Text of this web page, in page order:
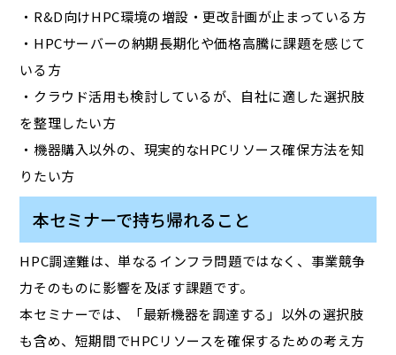
・R&D向けHPC環境の増設・更改計画が止まっている方
・HPCサーバーの納期長期化や価格高騰に課題を感じて
いる方
・クラウド活用も検討しているが、自社に適した選択肢
を整理したい方
・機器購入以外の、現実的なHPCリソース確保方法を知
りたい方
本セミナーで持ち帰れること
HPC調達難は、単なるインフラ問題ではなく、事業競争
力そのものに影響を及ぼす課題です。
本セミナーでは、「最新機器を調達する」以外の選択肢
も含め、短期間でHPCリソースを確保するための考え方